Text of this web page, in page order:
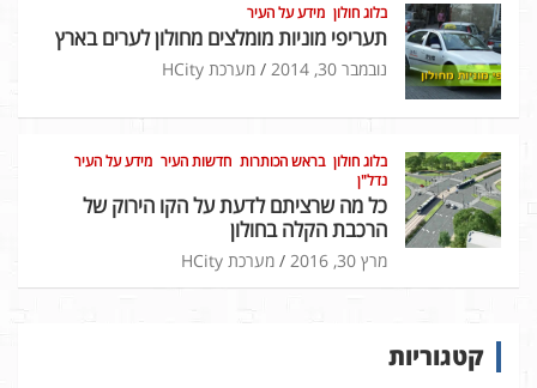
בלוג חולון מידע על העיר
תעריפי מוניות מומלצים מחולון לערים בארץ
נובמבר 30, 2014 מערכת HCity
בלוג חולון בראש הכותרות חדשות העיר מידע על העיר
נדל"ן
כל מה שרציתם לדעת על הקו הירוק של
הרכבת הקלה בחולון
מרץ 30, 2016 מערכת HCity
קטגוריות